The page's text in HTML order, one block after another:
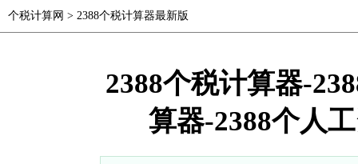
个税计算网 > 2388个税计算器最新版
2388个税计算器-
算器-2388个人